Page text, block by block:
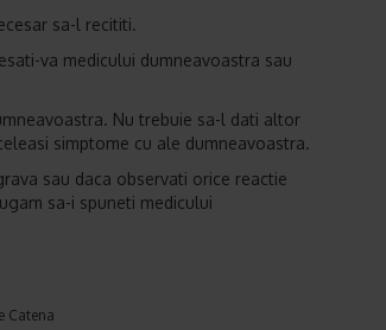
sa-l recititi.
va medicului dumneavoastra sau
Nu trebuie sa-l dati altor
simptome cu ale dumneavoastra.
sau daca observati orice reactie
sa-i spuneti medicului
Catena